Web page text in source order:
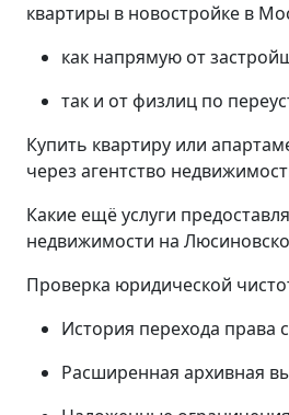
квартиры в новостройке в
как напрямую от
так и от физлиц по
Купить квартиру или
через агентство
Какие ещё услуги
недвижимости на
Проверка юридической
История перехода права
Расширенная архивная